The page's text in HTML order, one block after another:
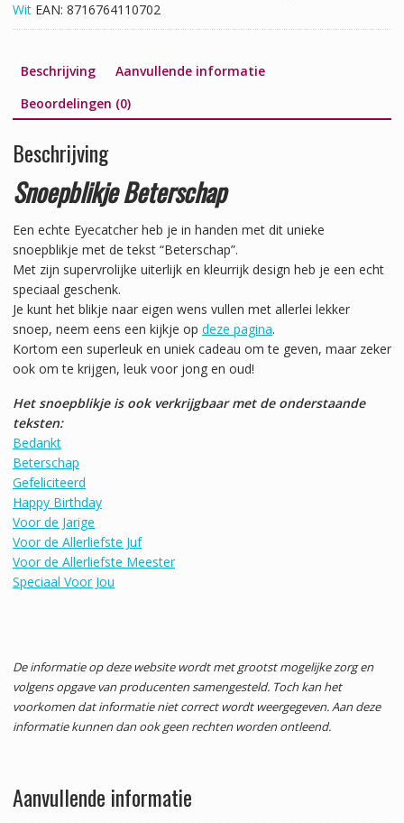
Wit EAN: 8716764110702
Beschrijving
Aanvullende informatie
Beoordelingen (0)
Beschrijving
Snoepblikje Beterschap
Een echte Eyecatcher heb je in handen met dit unieke
snoepblikje met de tekst “Beterschap”.
Met zijn supervrolijke uiterlijk en kleurrijk design heb je een echt
speciaal geschenk.
Je kunt het blikje naar eigen wens vullen met allerlei lekker
snoep, neem eens een kijkje op deze pagina.
Kortom een superleuk en uniek cadeau om te geven, maar zeker
ook om te krijgen, leuk voor jong en oud!
Het snoepblikje is ook verkrijgbaar met de onderstaande
teksten:
Bedankt
Beterschap
Gefeliciteerd
Happy Birthday
Voor de Jarige
Voor de Allerliefste Juf
Voor de Allerliefste Meester
Speciaal Voor Jou
De informatie op deze website wordt met grootst mogelijke zorg en
volgens opgave van producenten samengesteld. Toch kan het
voorkomen dat informatie niet correct wordt weergegeven. Aan deze
informatie kunnen dan ook geen rechten worden ontleend.
Aanvullende informatie